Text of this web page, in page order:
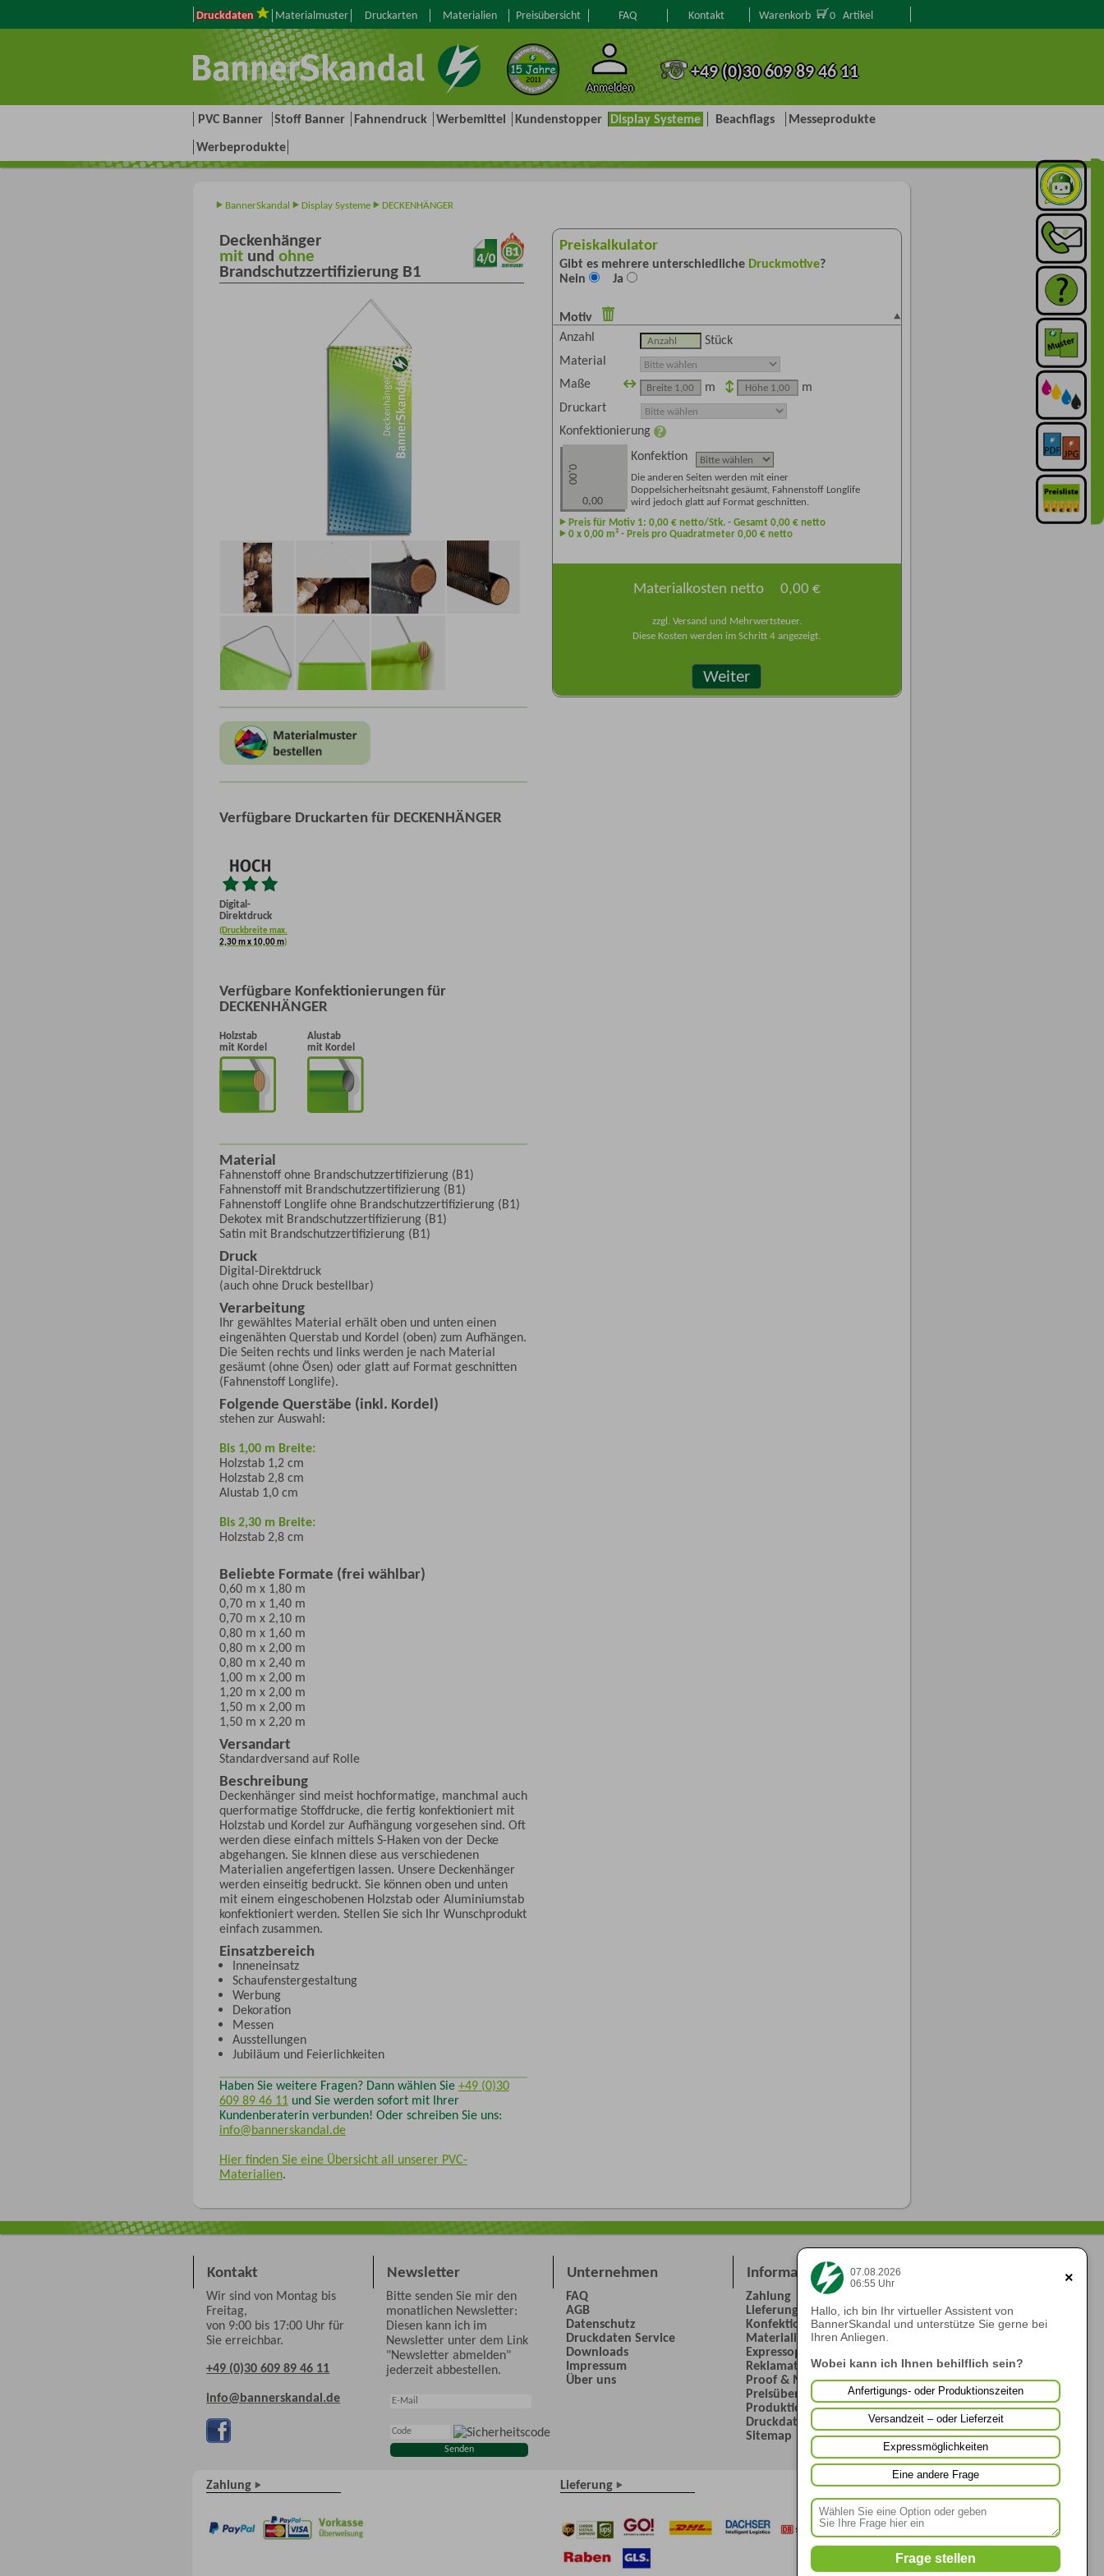
Druckdaten Materialmuster Druckarten Materialien Preisübersicht FAQ Kontakt Warenkorb 0 Artikel
Anmelden
+49 (0)30 609 89 46 11
PVC Banner Stoff Banner Fahnendruck Werbemittel Kundenstopper Display Systeme Beachflags
Messeprodukte
Werbeprodukte
BannerSkandal Display Systeme DECKENHÄNGER
Deckenhänger
mitund ohne
Brandschutzzertifizierung B1
Verfügbare Druckarten für DECKENHÄNGER
Digital-
Direktdruck
(Druckbreite max.
2,30 m x 10,00 m)
Verfügbare Konfektionierungen für
DECKENHÄNGER
Holzstab
mit Kordel
Alustab
mit Kordel
Material
Fahnenstoff ohne Brandschutzzertifizierung (B1)
Fahnenstoff mit Brandschutzzertifizierung (B1)
Fahnenstoff Longlife ohne Brandschutzzertifizierung (B1)
Dekotex mit Brandschutzzertifizierung (B1)
Satin mit Brandschutzzertifizierung (B1)
Druck
Digital-Direktdruck
(auch ohne Druck bestellbar)
Verarbeitung
Ihr gewähltes Material erhält oben und unten einen
eingenähten Querstab und Kordel (oben) zum Aufhängen.
Die Seiten rechts und links werden je nach Material
gesäumt (ohne Ösen) oder glatt auf Format geschnitten
(Fahnenstoff Longlife).
Folgende Querstäbe (inkl. Kordel)
stehen zur Auswahl:
Bis 1,00 m Breite:
Holzstab 1,2 cm
Holzstab 2,8 cm
Alustab 1,0 cm
Bis 2,30 m Breite:
Holzstab 2,8 cm
Beliebte Formate (frei wählbar)
0,60 m x 1,80 m
0,70 m x 1,40 m
0,70 m x 2,10 m
0,80 m x 1,60 m
0,80 m x 2,00 m
0,80 m x 2,40 m
1,00 m x 2,00 m
1,20 m x 2,00 m
1,50 m x 2,00 m
1,50 m x 2,20 m
Versandart
Standardversand auf Rolle
Beschreibung
Deckenhänger sind meist hochformatige, manchmal auch
querformatige Stoffdrucke, die fertig konfektioniert mit
Holzstab und Kordel zur Aufhängung vorgesehen sind. Oft
werden diese einfach mittels S-Haken von der Decke
abgehangen. Sie klnnen diese aus verschiedenen
Materialien angefertigen lassen. Unsere Deckenhänger
werden einseitig bedruckt. Sie können oben und unten
mit einem eingeschobenen Holzstab oder Aluminiumstab
konfektioniert werden. Stellen Sie sich Ihr Wunschprodukt
einfach zusammen.
Einsatzbereich
Inneneinsatz
Schaufenstergestaltung
Werbung
Dekoration
Messen
Ausstellungen
Jubiläum und Feierlichkeiten
Haben Sie weitere Fragen? Dann wählen Sie +49 (0)30
609 89 46 11 und Sie werden sofort mit Ihrer
Kundenberaterin verbunden! Oder schreiben Sie uns:
info@bannerskandal.de
Hier finden Sie eine Übersicht all unserer PVC-
Materialien.
Preiskalkulator
Gibt es mehrere unterschiedliche Druckmotive?
Nein
Ja
Motiv
Anzahl
Stück
Material
Maße
m
m
Druckart
Konfektionierung
0,00
0,00
Konfektion
Die anderen Seiten werden mit einer
Doppelsicherheitsnaht gesäumt, Fahnenstoff Longlife
wird jedoch glatt auf Format geschnitten.
Preis für Motiv 1: 0,00€ netto/Stk. - Gesamt 0,00€ netto
0x 0,00m² - Preis pro Quadratmeter 0,00€ netto
Materialkosten netto 0,00 €
zzgl. Versand und Mehrwertsteuer.
Diese Kosten werden im Schritt 4 angezeigt.
Weiter
07.08.2026
06:55 Uhr
×
Hallo, ich bin Ihr virtueller Assistent von
BannerSkandal und unterstütze Sie gerne bei
Ihren Anliegen.
Wobei kann ich Ihnen behilflich sein?
Anfertigungs- oder Produktionszeiten
Versandzeit – oder Lieferzeit
Expressmöglichkeiten
Eine andere Frage
Frage stellen
Kontakt
Wir sind von Montag bis
Freitag,
von 9:00 bis 17:00 Uhr für
Sie erreichbar.
+49 (0)30 609 89 46 11
info@bannerskandal.de
Newsletter
Bitte senden Sie mir den
monatlichen Newsletter:
Diesen kann ich im
Newsletter unter dem Link
"Newsletter abmelden"
jederzeit abbestellen.
Unternehmen
FAQ
AGB
Datenschutz
Druckdaten Service
Downloads
Impressum
Über uns
Informationen
Zahlung
Lieferung
Konfektionierungen
Materialien
Expressoptionen
Reklamation
Proof & Musterdruck
Preisübersicht
Produktionszeiten
Druckdaten
Sitemap
Zahlung Lieferung